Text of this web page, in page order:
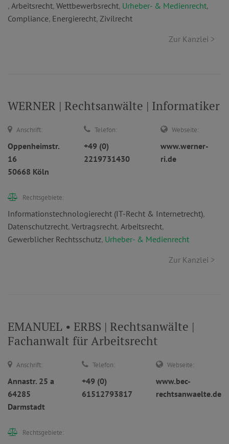
, Arbeitsrecht, Wettbewerbsrecht, Urheber- & Medienrecht,
Compliance, Energierecht, Zivilrecht
Zur Kanzlei >
WERNER | Rechtsanwälte | Informatiker
Anschrift:
Oppenheimstr.
16
50668 Köln
Telefon:
+49 (0)
2219731430
Webseite:
www.werner-
ri.de
Rechtsgebiete:
Informationstechnologierecht (IT-Recht & Internetrecht),
Datenschutzrecht, Vertragsrecht, Arbeitsrecht,
Gewerblicher Rechtsschutz, Urheber- & Medienrecht
Zur Kanzlei >
EMANUEL • ERBS | Rechtsanwälte |
Fachanwalt für Arbeitsrecht
Anschrift:
Annastr. 25 a
64285
Darmstadt
Telefon:
+49 (0)
61512793817
Webseite:
www.bec-
rechtsanwaelte.de
Rechtsgebiete: